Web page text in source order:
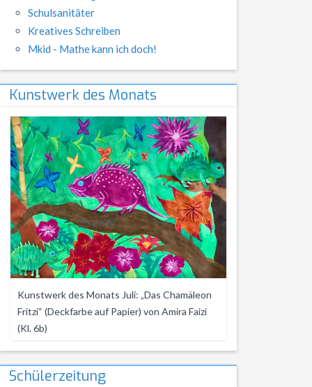
Schulsanitäter
Kreatives Schreiben
Mkid - Mathe kann ich doch!
Kunstwerk des Monats
Kunstwerk des Monats Juli: „Das Chamäleon
Fritzi“ (Deckfarbe auf Papier) von Amira Faizi
(Kl. 6b)
Schülerzeitung